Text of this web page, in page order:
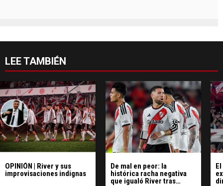
LEE TAMBIÉN
OPINIÓN | River y sus
improvisaciones indignas
De mal en peor: la
histórica racha negativa
que igualó River tras